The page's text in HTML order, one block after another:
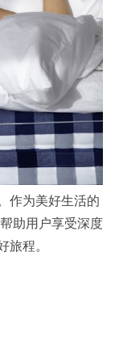
作为美好生活的
助用户享受深度
程。